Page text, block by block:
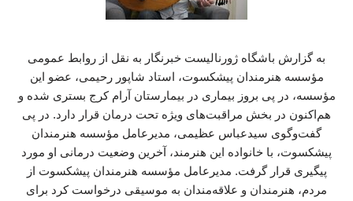
به گزارش باشگاه ژورنالیست خبرنگار به نقل از روابط عمومی
مؤسسه هنرمندان پیشکسوت، استاد شاپور رحیمی، عضو این
مؤسسه، در پی بروز بیماری در بیمارستان آرام کرج بستری شده و
هم‌اکنون در بخش مراقبت‌های ویژه تحت درمان قرار دارد. در پی
گفت‌وگوی سیدعباس عظیمی، مدیرعامل مؤسسه هنرمندان
پیشکسوت، با خانواده این هنرمند، آخرین وضعیت درمانی او مورد
پیگیری قرار گرفت. مدیرعامل مؤسسه هنرمندان پیشکسوت از
مردم، هنرمندان و علاقه‌مندان به موسیقی درخواست کرد برای